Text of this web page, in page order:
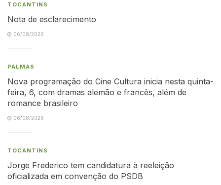
TOCANTINS
Nota de esclarecimento
06/08/2026
PALMAS
Nova programação do Cine Cultura inicia nesta quinta-
feira, 6, com dramas alemão e francês, além de
romance brasileiro
06/08/2026
TOCANTINS
Jorge Frederico tem candidatura à reeleição
oficializada em convenção do PSDB